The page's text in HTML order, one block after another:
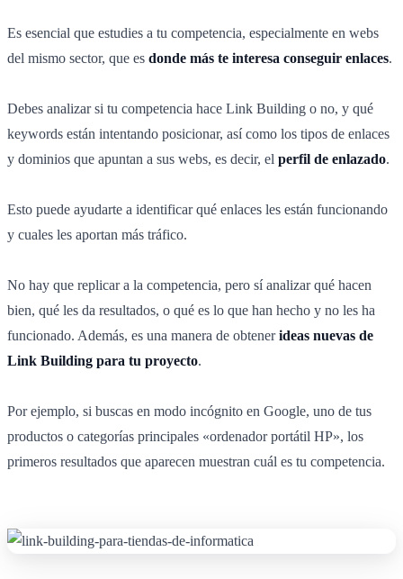
Es esencial que estudies a tu competencia, especialmente en webs
del mismo sector, que es donde más te interesa conseguir enlaces.
Debes analizar si tu competencia hace Link Building o no, y qué
keywords están intentando posicionar, así como los tipos de enlaces
y dominios que apuntan a sus webs, es decir, el perfil de enlazado.
Esto puede ayudarte a identificar qué enlaces les están funcionando
y cuales les aportan más tráfico.
No hay que replicar a la competencia, pero sí analizar qué hacen
bien, qué les da resultados, o qué es lo que han hecho y no les ha
funcionado. Además, es una manera de obtenerideas nuevas de
Link Building para tu proyecto.
Por ejemplo, si buscas en modo incógnito en Google, uno de tus
productos o categorías principales «ordenador portátil HP», los
primeros resultados que aparecen muestran cuál es tu competencia.